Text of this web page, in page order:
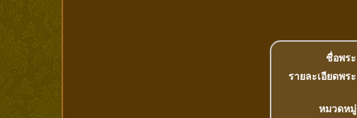
ชื่อพระ
รายละเอียดพระ
หมวดหมู่